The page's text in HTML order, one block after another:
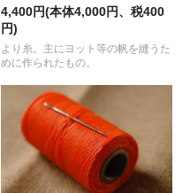
4,400円(本体4,000円、税400
円)
より糸。主にヨット等の帆を縫うた
めに作られたもの。